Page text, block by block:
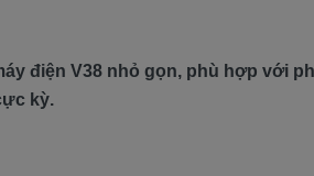
điện V38 nhỏ gọn, phù hợp với
kỳ.